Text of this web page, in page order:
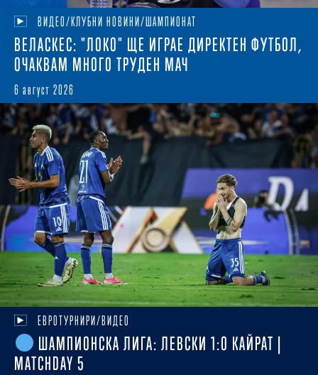
ВИДЕО/КЛУБНИ НОВИНИ/ШАМПИОНАТ
ВЕЛАСКЕС: "ЛОКО" ЩЕ ИГРАЕ ДИРЕКТЕН ФУТБОЛ,
ОЧАКВАМ МНОГО ТРУДЕН МАЧ
6 август 2026
ЕВРОТУРНИРИ/ВИДЕО
ШАМПИОНСКА ЛИГА: ЛЕВСКИ 1:0 КАЙРАТ |
MATCHDAY 5